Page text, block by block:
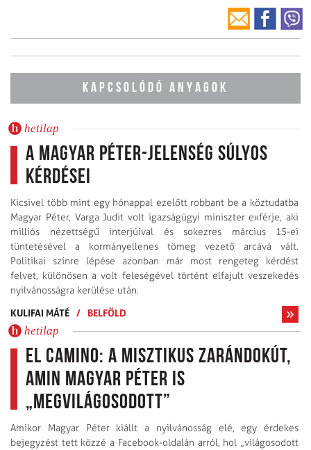
KAPCSOLÓDÓ ANYAGOK
hetilap
A Magyar Péter-jelenség súlyos
kérdései
Kicsivel több mint egy hónappal ezelőtt robbant be a köztudatba
Magyar Péter, Varga Judit volt igazságügyi miniszter exférje, aki
milliós nézettségű interjúival és sokezres március 15-ei
tüntetésével a kormányellenes tömeg vezető arcává vált.
Politikai színre lépése azonban már most rengeteg kérdést
felvet, különösen a volt feleségével történt elfajult veszekedés
nyilvánosságra kerülése után.
KULIFAI MÁTÉ / BELFÖLD
hetilap
El Camino: a misztikus zarándokút,
amin Magyar Péter is
„megvilágosodott”
Amikor Magyar Péter kiállt a nyilvánosság elé, egy érdekes
bejegyzést tett közzé a Facebook-oldalán arról, hol „világosodott